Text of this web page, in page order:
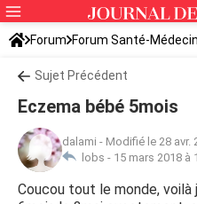
Forum Forum Santé-
Santé du bébé
Sujet Précédent
Eczema bébé 5mois
dalami - Modifié le 28 avr.
lobs - 15 mars 2018 à
Coucou tout le monde,